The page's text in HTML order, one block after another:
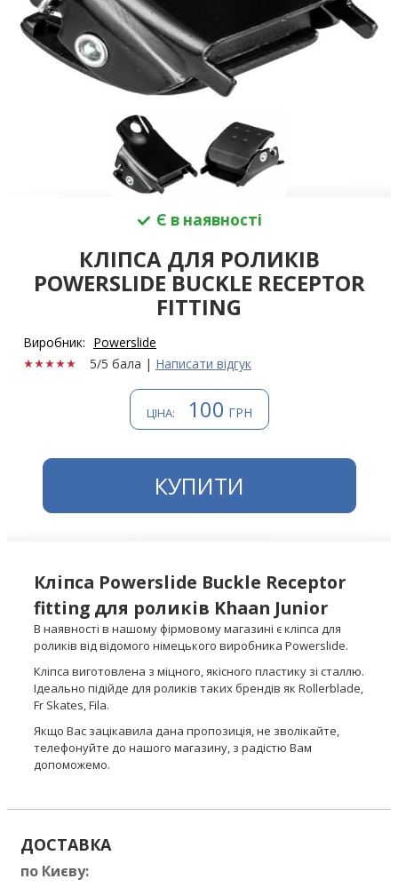
Є в наявності
КЛІПСА ДЛЯ РОЛИКІВ
POWERSLIDE BUCKLE RECEPTOR
FITTING
Виробник: Powerslide
5/5 бала | Написати відгук
ЦІНА: 100 ГРН
КУПИТИ
Кліпса Powerslide Buckle Receptor
fitting для роликів Khaan Junior
В наявності в нашому фірмовому магазині є кліпса для
роликів від відомого німецького виробника Powerslide.
Кліпса виготовлена з міцного, якісного пластику зі сталлю.
Ідеально підійде для роликів таких брендів як Rollerblade,
Fr Skates, Fila.
Якщо Вас зацікавила дана пропозиція, не зволікайте,
телефонуйте до нашого магазину, з радістю Вам
допоможемо.
ДОСТАВКА
по Києву: